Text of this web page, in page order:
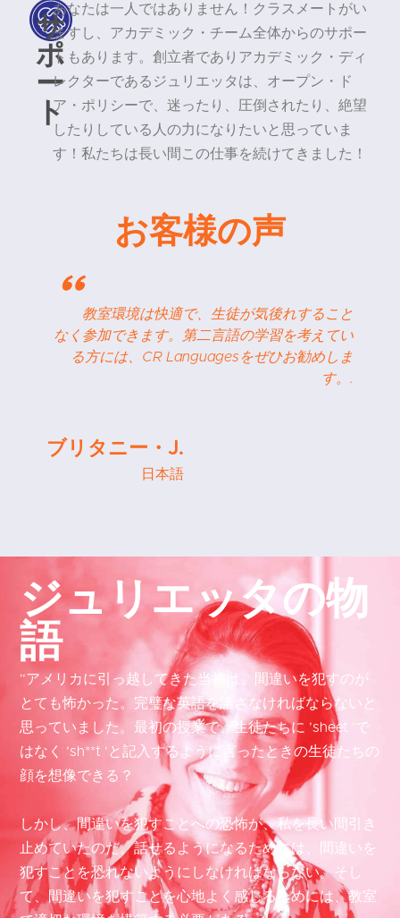
サ
ポ
ー
ト
あなたは一人ではありません！クラスメートがい
ますし、アカデミック・チーム全体からのサポー
トもあります。創立者でありアカデミック・ディ
レクターであるジュリエッタは、オープン・ド
ア・ポリシーで、迷ったり、圧倒されたり、絶望
したりしている人の力になりたいと思っていま
す！私たちは長い間この仕事を続けてきました！
お客様の声
" 教室環境は快適で、生徒が気後れすること
なく参加できます。第二言語の学習を考えてい
る方には、CR Languagesをぜひお勧めしま
す。.
ブリタニー・J.
日本語
ジュリエッタの物
語
“アメリカに引っ越してきた当初は、間違いを犯すのが
とても怖かった。完璧な英語を話さなければならないと
思っていました。最初の授業で、生徒たちに ’sheet ‘で
はなく ’sh**t ‘と記入するように言ったときの生徒たちの
顔を想像できる？
しかし、間違いを犯すことへの恐怖が、私を長い間引き
止めていたのだ。話せるようになるためには、間違いを
犯すことを恐れないようにしなければならない。そし
て、間違いを犯すことを心地よく感じるためには、教室